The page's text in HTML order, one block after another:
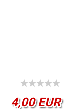
4,00 EUR